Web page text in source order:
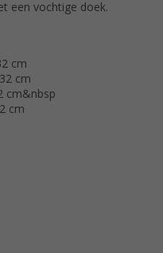
een vochtige doek.
cm
cm
cm&nbsp
cm